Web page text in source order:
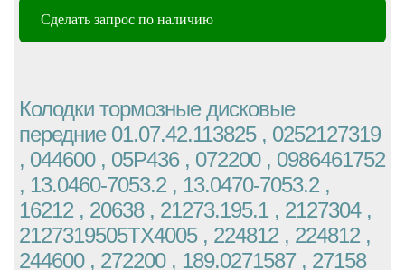
Сделать запрос по наличию
Колодки тормозные дисковые
передние 01.07.42.113825 , 0252127319
, 044600 , 05P436 , 072200 , 0986461752
, 13.0460-7053.2 , 13.0470-7053.2 ,
16212 , 20638 , 21273.195.1 , 2127304 ,
2127319505TX4005 , 224812 , 224812 ,
244600 , 272200 , 189.0271587 , 27158